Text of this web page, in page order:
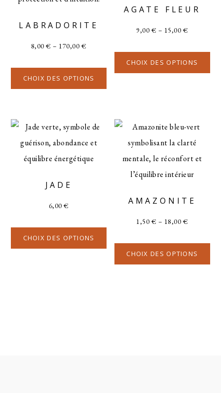
LABRADORITE
8,00€ – 170,00€
CHOIX DES OPTIONS
AGATE FLEUR
9,00€ – 15,00€
CHOIX DES OPTIONS
JADE
6,00€
CHOIX DES OPTIONS
AMAZONITE
1,50€ – 18,00€
CHOIX DES OPTIONS